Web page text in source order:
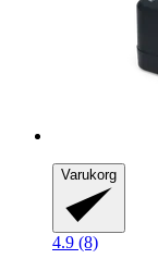
Varukorg
4.9 (8)